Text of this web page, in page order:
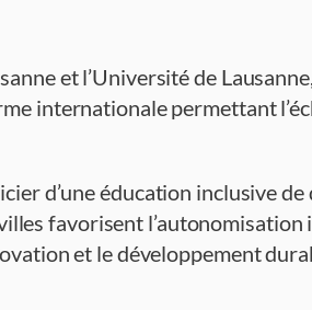
et l’Université de
internationale permettant
d’une éducation inclusive
favorisent
et le développement